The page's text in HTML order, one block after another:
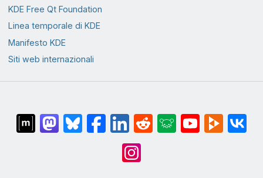
KDE Free Qt Foundation
Linea temporale di KDE
Manifesto KDE
Siti web internazionali